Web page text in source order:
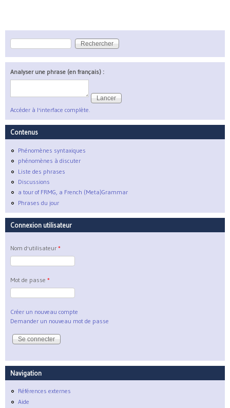
Formulaire de recherche
Rechercher
Analyser une phrase (en français) :
Accéder à l'interface complète.
Contenus
Phénomènes syntaxiques
phénomènes à discuter
Liste des phrases
Discussions
a tour of FRMG, a French (Meta)Grammar
Phrases du jour
Connexion utilisateur
Nom d'utilisateur *
Mot de passe *
Créer un nouveau compte
Demander un nouveau mot de passe
Navigation
Références externes
Aide